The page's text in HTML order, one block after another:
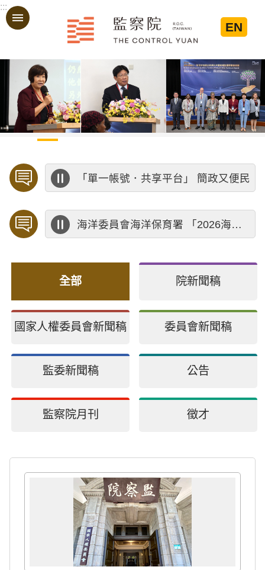
跳到主要內容區塊
:::
EN
「單一帳號．共享平台」 簡政又便民
全部 院新聞稿
國家人權委員會新聞稿 委員會新聞稿
監委新聞稿 公告
監察院月刊 徵才